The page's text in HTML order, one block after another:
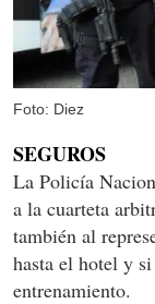
Foto: Diez
SEGUROS
La Policía
a la cuarteta
también al
hasta el hotel y
entrenamiento.